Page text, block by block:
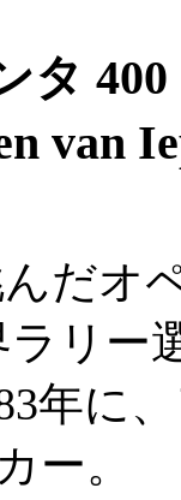
タ
van
だオ
リー
年に
ー。